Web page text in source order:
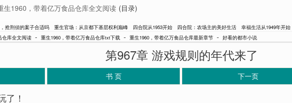
生1960，带着亿万食品仓库全文阅读 (目录)
抢刑侦的案子合适吗 重生官场：从京都下基层权利巅峰 四合院从1953开始 四合院：农场主的美好生活
幸福生活从1949年开始
仓库全文阅读 - 重生1960，带着亿万食品仓库txt下载 - 重生1960，带着亿万食品仓库最新章节 - 好看的都市小说
第967章 游戏规则的年代来了
书 页 下一页
了！